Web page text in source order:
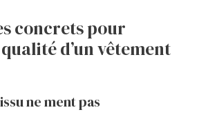
concrets pour
d’un vêtement
ne ment pas